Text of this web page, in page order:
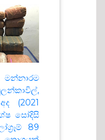
මන්නාරම
(2021
‍සෝදිසි
89